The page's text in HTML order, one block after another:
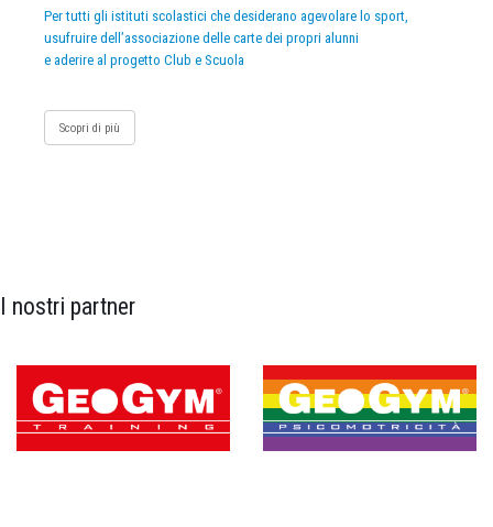
Per tutti gli istituti scolastici che desiderano agevolare lo sport,
usufruire dell’associazione delle carte dei propri alunni
e aderire al progetto Club e Scuola
Scopri di più
I nostri partner